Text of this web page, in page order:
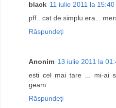
black 11 iulie 2011 la 15:40
pff.. cat de simplu era...
Răspundeți
Anonim 13 iulie 2011 la
esti cel mai tare ... mi-ai
geam
Răspundeți